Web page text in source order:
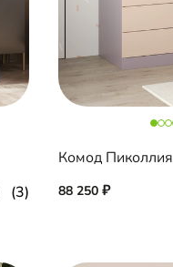
(3)
Комод Пиколлия
88 250